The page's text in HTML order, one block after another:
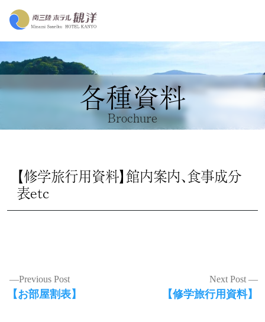
各種資料
Brochure
【修学旅行用資料】館内案内、食事成分
表etc
投
稿
Previous Post
Previous
【お部屋割表】
Next Post
Next
【修学旅行用資料】